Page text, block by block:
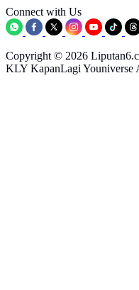
Connect with Us
Copyright © 2026
KLY KapanLagi Youniverse